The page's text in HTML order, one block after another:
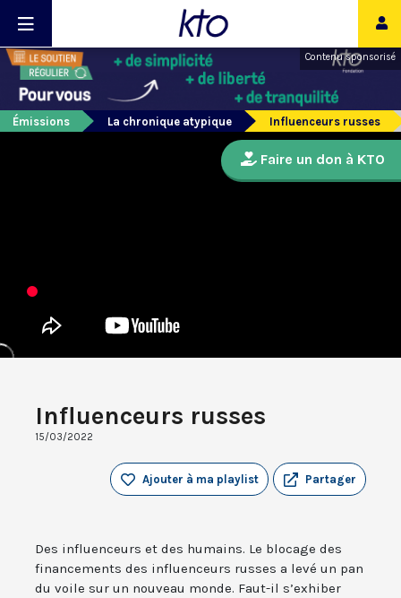
Contenu sponsorisé
Émissions La chronique atypique Influenceurs russes
Influenceurs russes
15/03/2022
Partager
Ajouter à ma playlist
Des influenceurs et des humains. Le blocage des
financements des influenceurs russes a levé un pan
du voile sur un nouveau monde. Faut-il s’exhiber
Faire un don à KTO